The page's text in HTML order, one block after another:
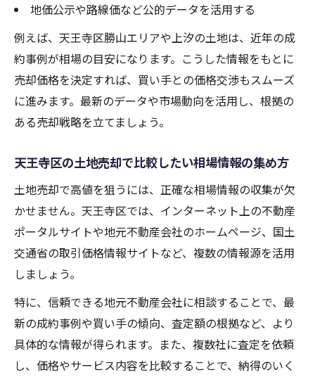
地価公示や路線価など公的データを活用する
例えば、天王寺区勝山エリアや上汐の土地は、近年の成
約事例が相場の目安になります。こうした情報をもとに
売却価格を決定すれば、買い手との価格交渉もスムーズ
に進みます。最新のデータや市場動向を活用し、根拠の
ある売却戦略を立てましょう。
天王寺区の土地売却で比較したい相場情報の集め方
土地売却で高値を狙うには、正確な相場情報の収集が欠
かせません。天王寺区では、インターネット上の不動産
ポータルサイトや地元不動産会社のホームページ、国土
交通省の取引価格情報サイトなど、複数の情報源を活用
しましょう。
特に、信頼できる地元不動産会社に相談することで、最
新の成約事例や買い手の傾向、査定額の根拠など、より
具体的な情報が得られます。また、複数社に査定を依頼
し、価格やサービス内容を比較することで、納得のいく